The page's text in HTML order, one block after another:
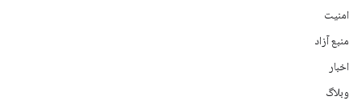
امنیت
منبع آزاد
اخبار
وبلاگ